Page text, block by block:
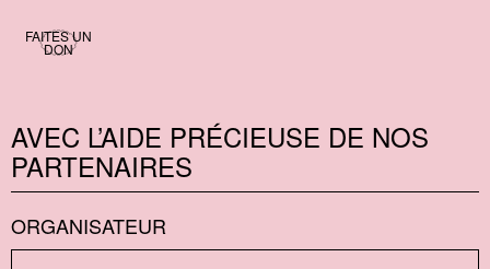
FAITES UN
DON
AVEC L’AIDE PRÉCIEUSE DE NOS
PARTENAIRES
ORGANISATEUR